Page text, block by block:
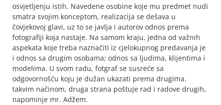
osvjetljenju istih. Navedene osobine koje mu predmet nudi
smatra svojim konceptom, realizacija se dešava u
čovjekovoj glavi, uz to se javlja i autorov odnos prema
fotografiji koja nastaje. Na samom kraju, jedna od važnih
aspekata koje treba naznačiti iz cjelokupnog predavanja je
i odnos sa drugim osobama; odnos sa ljudima, klijentima i
modelima. U svom radu, fotgraf se susreće sa
odgovornošću koju je dužan ukazati prema drugima.
takvim načinom, druga strana poštuje rad i radove drugih,
napominje mr. Adžem.